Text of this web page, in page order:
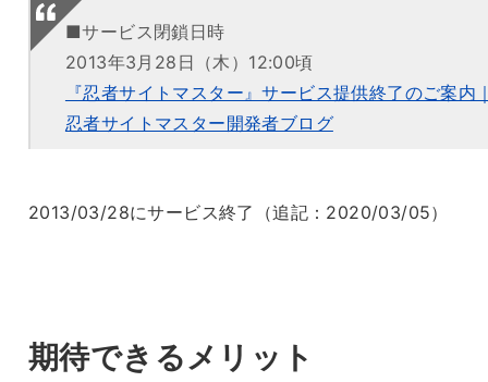
■サービス閉鎖日時
2013年3月28日（木）12:00頃
『忍者サイトマスター』サービス提供終了のご案内
忍者サイトマスター開発者ブログ
2013/03/28にサービス終了（追記：2020/03/05）
期待できるメリット